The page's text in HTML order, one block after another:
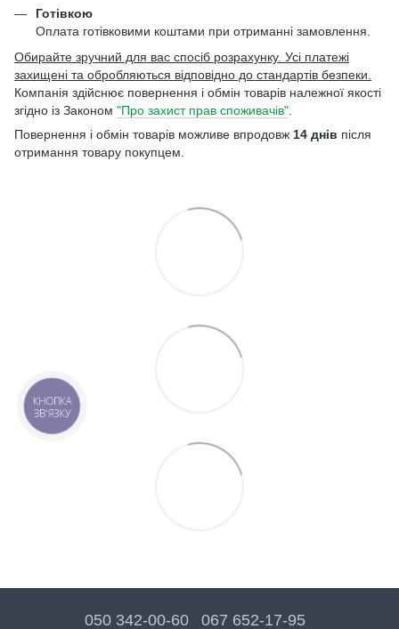
Готівкою
Оплата готівковими коштами при отриманні замовлення.
Обирайте зручний для вас спосіб розрахунку. Усі платежі
захищені та обробляються відповідно до стандартів безпеки.
Компанія здійснює повернення і обмін товарів належної якості
згідно із Законом "Про захист прав споживачів"
Повернення і обмін товарів можливе впродовж 14 днів після
отримання товару покупцем.
050 342-00-60 067 652-17-95
КНОПКА
ЗВ'ЯЗКУ